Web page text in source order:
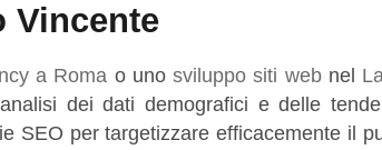
Vincente
a Roma o unosviluppo siti webnel
dei dati demografici e delle
SEO per targetizzare efficacemente il